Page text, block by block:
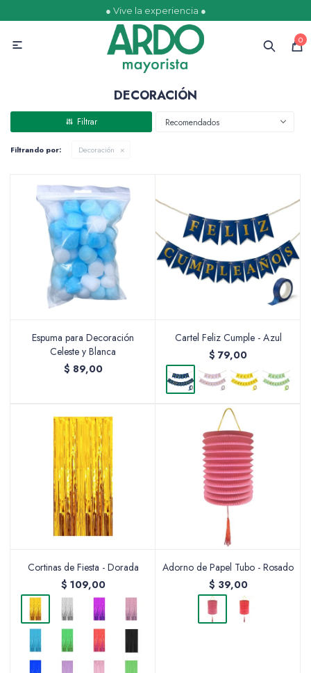
● Vive la experiencia ●
0

DECORACIÓN
Recomendados
Filtrando por: Decoración
Espuma para Decoración
Celeste y Blanca
$ 89,00
Cartel Feliz Cumple - Azul
$ 79,00
Cortinas de Fiesta - Dorada
$ 109,00
Adorno de Papel Tubo - Rosado
$ 39,00
Ofertas Escolares
Golosinas
Papelería
Juguetería
Packing y Regalaría
Maquillaje
Cotillón y Sorpresitas
Perfumería
Accesorios